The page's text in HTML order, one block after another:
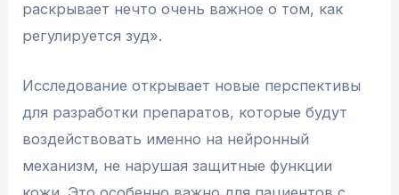
раскрывает нечто очень важное о том, как
регулируется зуд».
Исследование открывает новые перспективы
для разработки препаратов, которые будут
воздействовать именно на нейронный
механизм, не нарушая защитные функции